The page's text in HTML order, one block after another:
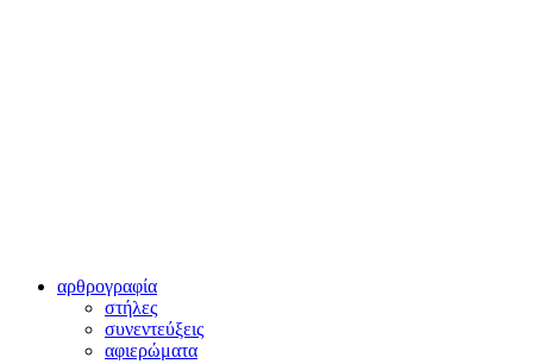
αρθρογραφία
στήλες
συνεντεύξεις
αφιερώματα